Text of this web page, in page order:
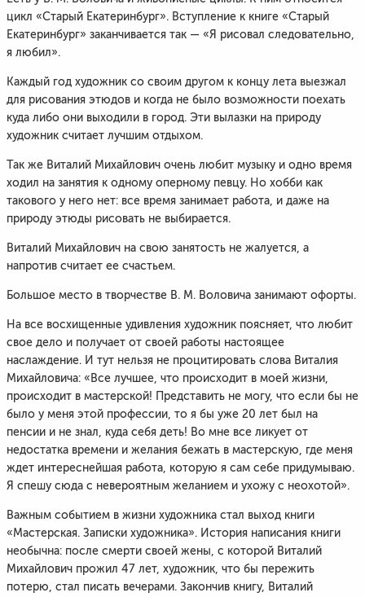
цикл «Старый Екатеринбург». Вступление к книге «Старый
Екатеринбург» заканчивается так — «Я рисовал следовательно,
я любил».
Каждый год художник со своим другом к концу лета выезжал
для рисования этюдов и когда не было возможности поехать
куда либо они выходили в город. Эти вылазки на природу
художник считает лучшим отдыхом.
Так же Виталий Михайлович очень любит музыку и одно время
ходил на занятия к одному оперному певцу. Но хобби как
такового у него нет: все время занимает работа, и даже на
природу этюды рисовать не выбирается.
Виталий Михайлович на свою занятость не жалуется, а
напротив считает ее счастьем.
Большое место в творчестве В. М. Воловича занимают офорты.
На все восхищенные удивления художник поясняет, что любит
свое дело и получает от своей работы настоящее
наслаждение. И тут нельзя не процитировать слова Виталия
Михайловича: «Все лучшее, что происходит в моей жизни,
происходит в мастерской! Представить не могу, что если бы не
было у меня этой профессии, то я бы уже 20 лет был на
пенсии и не знал, куда себя деть! Во мне все ликует от
недостатка времени и желания бежать в мастерскую, где меня
ждет интереснейшая работа, которую я сам себе придумываю.
Я спешу сюда с невероятным желанием и ухожу с неохотой».
Важным событием в жизни художника стал выход книги
«Мастерская. Записки художника». История написания книги
необычна: после смерти своей жены, с которой Виталий
Михайлович прожил 47 лет, художник, что бы пережить
потерю, стал писать вечерами. Закончив книгу, Виталий